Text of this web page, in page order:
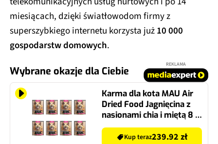
miesiącach, dzięki światłowodom firmy z
superszybkiego internetu korzysta już10 000
gospodarstw domowych.
Wybrane okazje dla Ciebie
REKLAMA
Karma dla kota MAU Air
Dried Food Jagnięcina z
nasionami chia i miętą 8 x
700 g
Kup teraz239.92 zł